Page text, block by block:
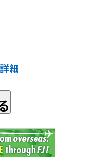
詳細